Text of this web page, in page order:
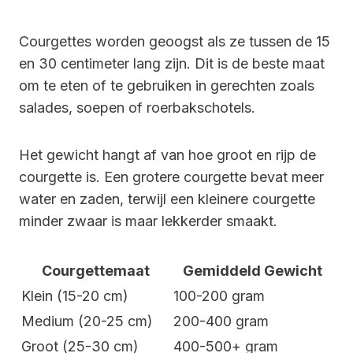
Courgettes worden geoogst als ze tussen de 15
en 30 centimeter lang zijn. Dit is de beste maat
om te eten of te gebruiken in gerechten zoals
salades, soepen of roerbakschotels.
Het gewicht hangt af van hoe groot en rijp de
courgette is. Een grotere courgette bevat meer
water en zaden, terwijl een kleinere courgette
minder zwaar is maar lekkerder smaakt.
Courgettemaat
Gemiddeld Gewicht
Klein (15-20 cm)
100-200 gram
Medium (20-25 cm)
200-400 gram
Groot (25-30 cm)
400-500+ gram